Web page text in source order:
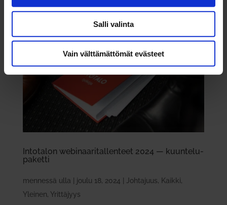
Salli valinta
Vain välttämättömät evästeet
Into­talon webi­naa­ri­tal­lenteet 2024 — kuun­te­lu­
pa­ketti
mennessä ulla joulu 18, 2024 Johtajuus, Kaikki,
Yleinen, Yrittäjyys